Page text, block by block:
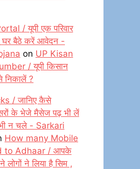
/ यूपी एक परिवार
घर बैठे करें आवेदन -
on UP Kisan
/ यूपी किसान
निकालें ?
/ जानिए कैसे
के भेजे मैसेज पढ़ भी लें
न चले - Sarkari
How many Mobile
to Adhaar / आपके
लोगों ने लिया है सिम ,